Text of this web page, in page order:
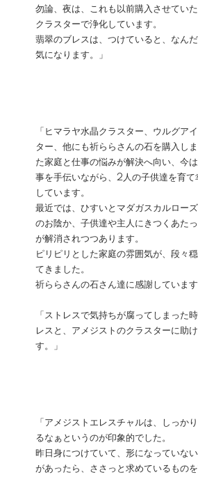
勿論、夜は、これも以前購入させてい
クラスターで浄化しています。
翡翠のブレスは、つけていると、なん
気になります。」
「ヒマラヤ水晶クラスター、ウルグア
ター、他にも祈ららさんの石を購入し
た家庭と仕事の悩みが解決へ向い、今
事を手伝いながら、2人の子供達を育て
しています。
最近では、ひすいとマダガスカルロー
のお陰か、子供達や主人にきつくあた
が解消されつつあります。
ピリピリとした家庭の雰囲気が、段々
てきました。
祈ららさんの石さん達に感謝しています
「ストレスで気持ちが腐ってしまった
レスと、アメジストのクラスターに助
す。」
「アメジストエレスチャルは、しっか
るなぁというのが印象的でした。
昨日身につけていて、形になっていな
があったら、ささっと求めているものを